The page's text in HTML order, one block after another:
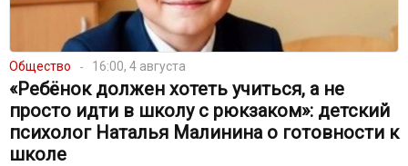
Общество 16:00, 4 августа
«Ребёнок должен хотеть учиться, а не
просто идти в школу с рюкзаком»: детский
психолог Наталья Малинина о готовности к
школе